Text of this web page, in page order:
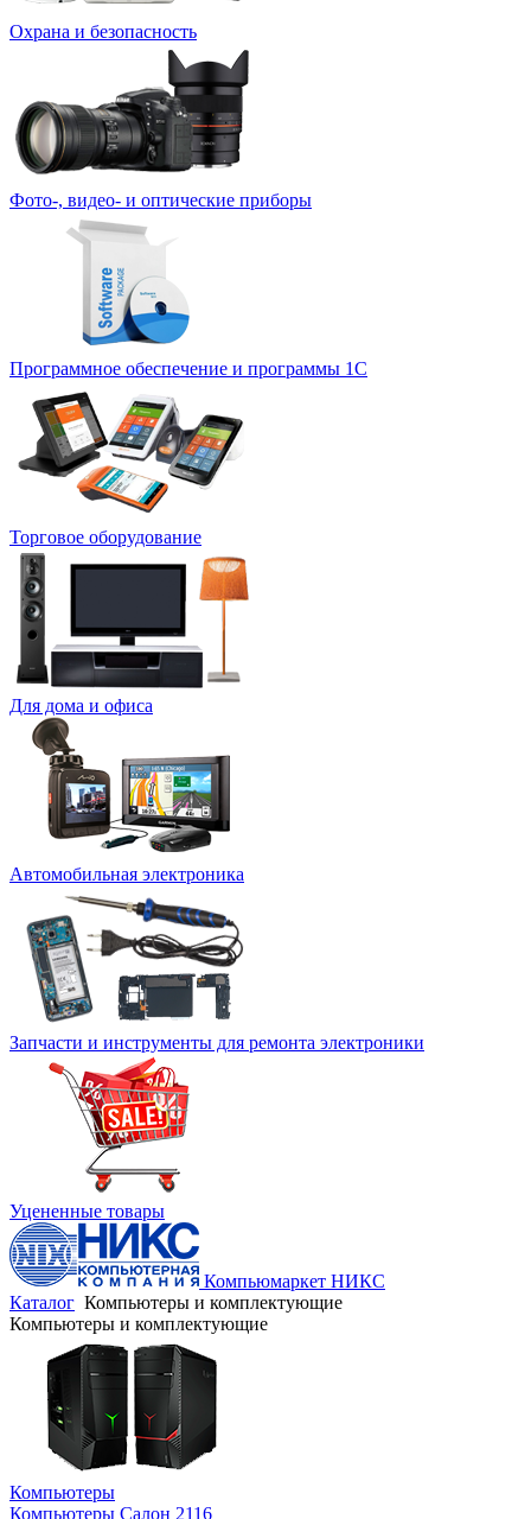
Охрана и безопасность
Фото-, видео- и оптические приборы
Программное обеспечение и программы 1С
Торговое оборудование
Для дома и офиса
Автомобильная электроника
Запчасти и инструменты для ремонта электроники
Уцененные товары
Компьюмаркет НИКС
Каталог Компьютеры и комплектующие
Компьютеры и комплектующие
Компьютеры
Компьютеры Салон 2116